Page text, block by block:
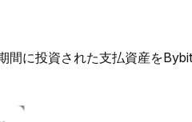
間に投資された支払資産を